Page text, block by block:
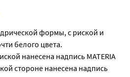
формы, с риской и
белого цвета.
нанесена надпись MATERIA
стороне нанесена надпись